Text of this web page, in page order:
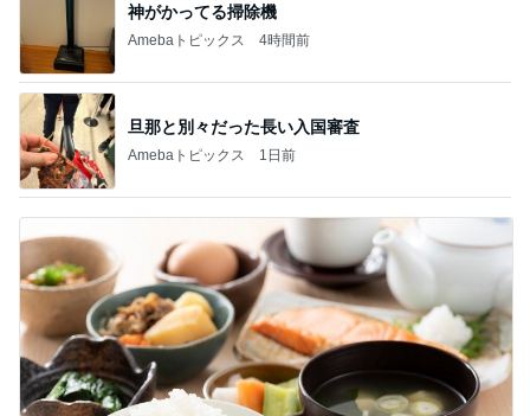
神がかってる掃除機
Amebaトピックス 4時間前
旦那と別々だった長い入国審査
Amebaトピックス 1日前